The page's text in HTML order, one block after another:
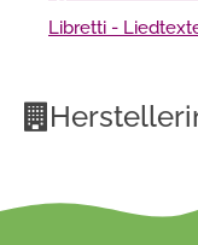
Libretti -